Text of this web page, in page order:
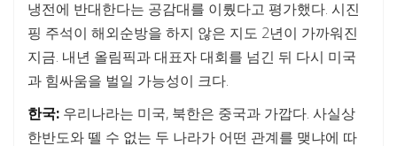
냉전에 반대한다는 공감대를 이뤘다고 평가했다. 시진
핑 주석이 해외순방을 하지 않은 지도 2년이 가까워진
지금. 내년 올림픽과 대표자 대회를 넘긴 뒤 다시 미국
과 힘싸움을 벌일 가능성이 크다.
한국: 우리나라는 미국, 북한은 중국과 가깝다. 사실상
한반도와 뗄 수 없는 두 나라가 어떤 관계를 맺냐에 따